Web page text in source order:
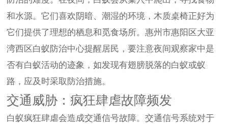
和水源。它们喜欢阴暗、潮湿的环境，木质桌椅正好为
它们提供了理想的栖息和觅食场所。惠州市惠阳区大亚
湾西区白蚁防治中心提醒居民，要注意夜间观察家中是
否有白蚁活动的迹象，如发现有翅膀脱落的白蚁或蚁
路，应及时采取防治措施。
交通威胁：疯狂肆虐故障频发
白蚁疯狂肆虐会造成交通信号故障。交通信号系统对于